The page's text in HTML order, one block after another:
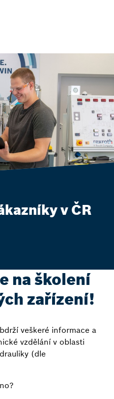
v ČR
na školení
zařízení!
veškeré informace a
vzdělání v oblasti
(dle